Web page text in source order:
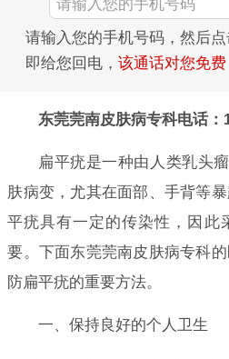
请输入您的手机号码，然后
即给您回电， 该通话对您免费
东莞莞南皮肤病专科电话：
扁平疣是一种由人类乳头
肤病变，尤其在面部、手背等
平疣具有一定的传染性，因此
要。下面东莞莞南皮肤病专科
防扁平疣的重要方法。
一、保持良好的个人卫生